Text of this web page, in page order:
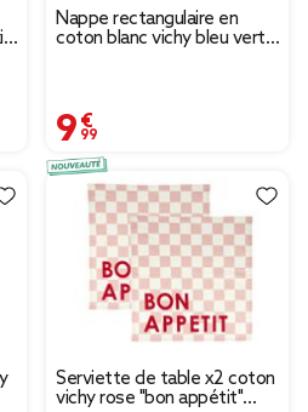
Nappe rectangulaire en
coton blanc vichy bleu vert
9,99 €
Serviette de table x2 coton
vichy rose "bon appétit"